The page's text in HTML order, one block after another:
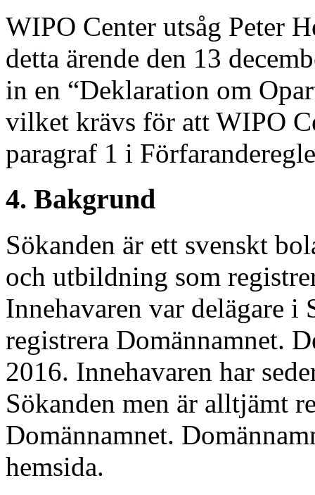
WIPO Center utsåg Peter
detta ärende den 13
in en “Deklaration om
vilket krävs för att WIPO
paragraf 1 i
4. Bakgrund
Sökanden är ett svenskt
och utbildning som
Innehavaren var delägare i
registrera Domännamnet.
2016. Innehavaren har
Sökanden men är alltjämt
Domännamnet.
hemsida.